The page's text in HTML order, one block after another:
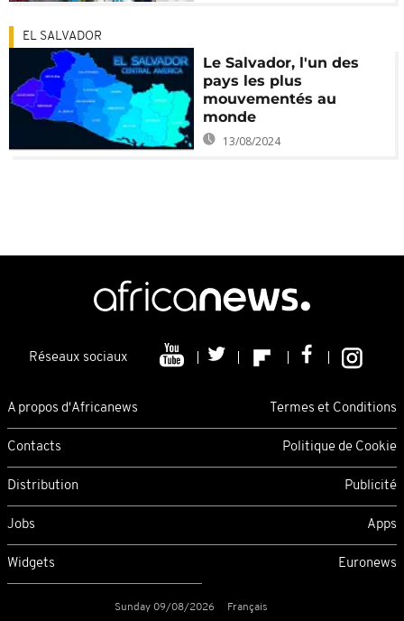
EL SALVADOR
Le Salvador, l'un des
pays les plus
mouvementés au
monde
13/08/2024
Réseaux sociaux
A propos d'Africanews Termes et Conditions
Contacts Politique de Cookie
Distribution Publicité
Jobs Apps
Widgets Euronews
Sunday 09/08/2026